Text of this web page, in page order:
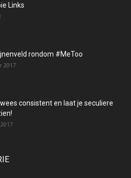
Links
rondom #MeToo
2017
wees consistent en laat je seculiere